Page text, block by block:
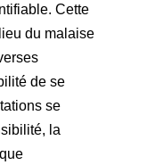
Cette
du malaise
de se
se
la